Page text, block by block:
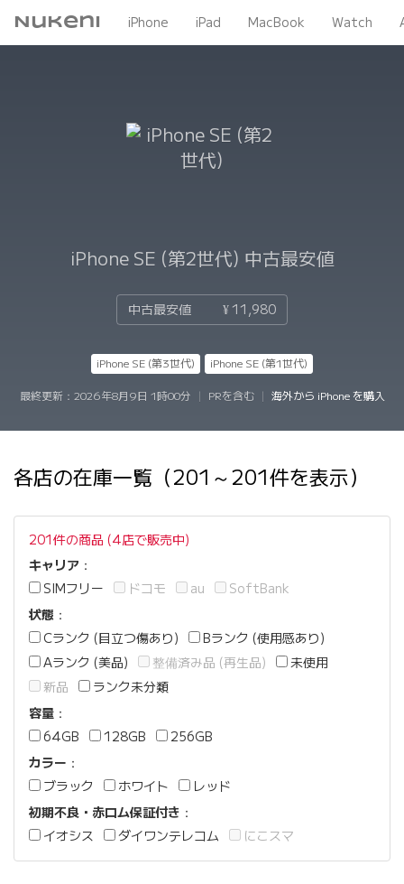
Nukeni iPhone iPad MacBook Watch
iPhone SE (第2世代) 中古最安値
中古最安値 ¥ 11,980
iPhone SE (第3世代) iPhone SE (第1世代)
最終更新： 2026年8月9日 1時00分 PRを含む 海外から iPhone を購入
各店の在庫一覧（201～201件を表示）
201件の商品 (4店で販売中)
キャリア ：
SIMフリー
ドコモ au
SoftBank
状態 ：
Cランク (目立つ傷あり)
Bランク (使用感あり)
Aランク (美品)
整備済み品 (再生品)
未使用
新品
ランク未分類
容量 ：
64GB
128GB
256GB
カラー ：
ブラック
ホワイト
レッド
初期不良・赤ロム保証付き ：
イオシス
ダイワンテレコム にこスマ